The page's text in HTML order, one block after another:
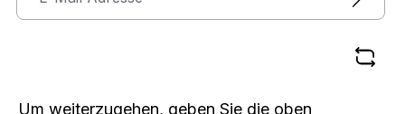
Um weiterzugehen, geben Sie die oben